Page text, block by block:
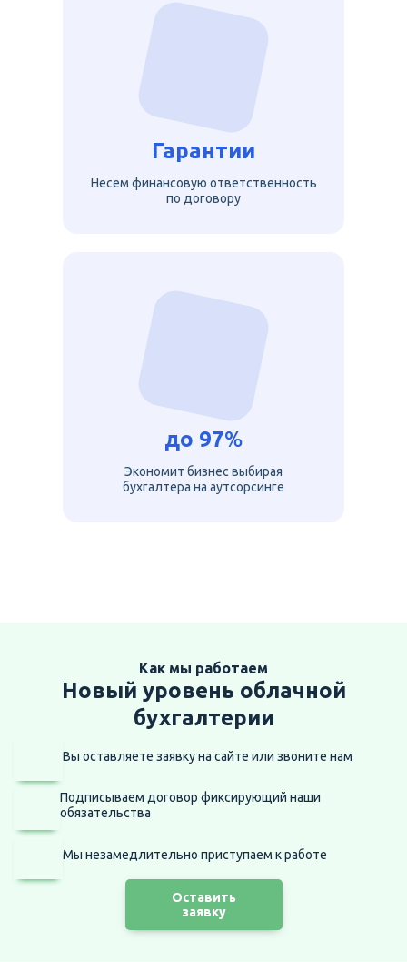
Гарантии
Несем финансовую ответственность
по договору
до 97%
Экономит бизнес выбирая
бухгалтера на аутсорсинге
Как мы работаем
Новый уровень облачной
бухгалтерии
Вы оставляете заявку на сайте или звоните нам
Подписываем договор фиксирующий наши
обязательства
Мы незамедлительно приступаем к работе
Оставить
заявку